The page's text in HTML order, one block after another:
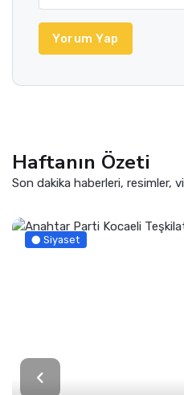
Yorum Yap
Haftanın Özeti
Son dakika haberleri, resimler,
Siyaset